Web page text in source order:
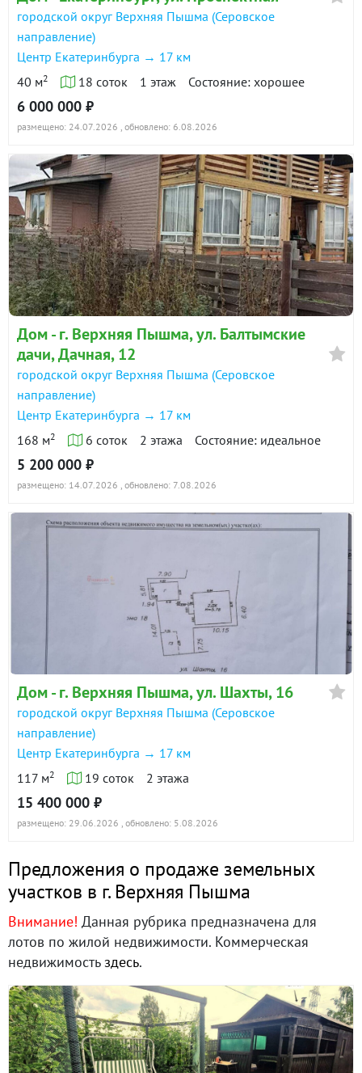
городской округ Верхняя Пышма (Серовское
направление)
Центр Екатеринбурга → 17 км
40 м2 18 соток 1 этаж Состояние: хорошее
6 000 000 ₽
размещено: 24.07.2026 , обновлено: 6.08.2026
Дом - г. Верхняя Пышма, ул. Балтымские
дачи, Дачная, 12
городской округ Верхняя Пышма (Серовское
направление)
Центр Екатеринбурга → 17 км
168 м2 6 соток 2 этажа Состояние: идеальное
5 200 000 ₽
размещено: 14.07.2026 , обновлено: 7.08.2026
Дом - г. Верхняя Пышма, ул. Шахты, 16
городской округ Верхняя Пышма (Серовское
направление)
Центр Екатеринбурга → 17 км
117 м2 19 соток 2 этажа
15 400 000 ₽
размещено: 29.06.2026 , обновлено: 5.08.2026
Предложения о продаже земельных
участков в г. Верхняя Пышма
Внимание! Данная рубрика предназначена для
лотов по жилой недвижимости. Коммерческая
недвижимостьздесь.